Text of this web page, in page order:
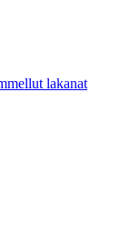
lakanat